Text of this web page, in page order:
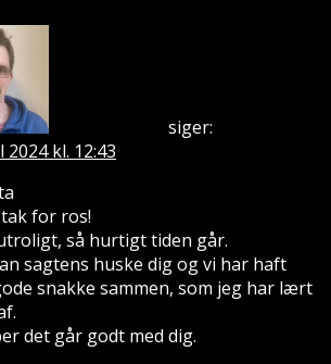
siger:
2024 kl. 12:43
for ros!
så hurtigt tiden går.
sagtens huske dig og vi har haft
snakke sammen, som jeg har lært
det går godt med dig.